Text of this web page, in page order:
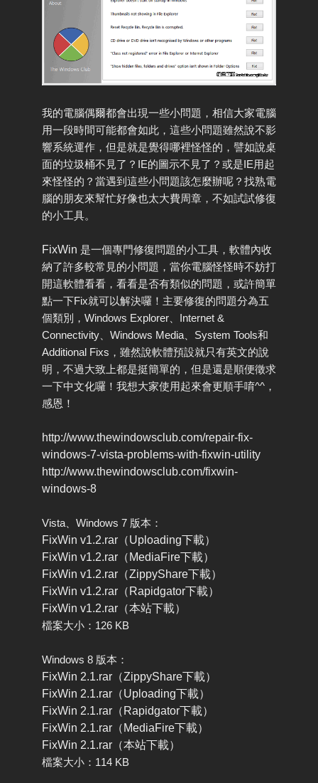
我的電腦偶爾都會出現一些小問題，相信大家電腦
用一段時間可能都會如此，這些小問題雖然說不影
響系統運作，但是就是覺得哪裡怪怪的，譬如說桌
面的垃圾桶不見了？IE的圖示不見了？或是IE用起
來怪怪的？當遇到這些小問題該怎麼辦呢？找熟電
腦的朋友來幫忙好像也太大費周章，不如試試修復
的小工具。
FixWin 是一個專門修復問題的小工具，軟體內收
納了許多較常見的小問題，當你電腦怪怪時不妨打
開這軟體看看，看看是否有類似的問題，或許簡單
點一下Fix就可以解決囉！主要修復的問題分為五
個類別，Windows Explorer、Internet &
Connectivity、Windows Media、System Tools和
Additional Fixs，雖然說軟體預設就只有英文的說
明，不過大致上都是挺簡單的，但是還是順便徵求
一下中文化囉！我想大家使用起來會更順手唷^^，
感恩！
http://www.thewindowsclub.com/repair-fix-
windows-7-vista-problems-with-fixwin-utility
http://www.thewindowsclub.com/fixwin-
windows-8
Vista、Windows 7 版本：
FixWin v1.2.rar（Uploading下載）
FixWin v1.2.rar（MediaFire下載）
FixWin v1.2.rar（ZippyShare下載）
FixWin v1.2.rar（Rapidgator下載）
FixWin v1.2.rar（本站下載）
檔案大小：126 KB
Windows 8 版本：
FixWin 2.1.rar（ZippyShare下載）
FixWin 2.1.rar（Uploading下載）
FixWin 2.1.rar（Rapidgator下載）
FixWin 2.1.rar（MediaFire下載）
FixWin 2.1.rar（本站下載）
檔案大小：114 KB